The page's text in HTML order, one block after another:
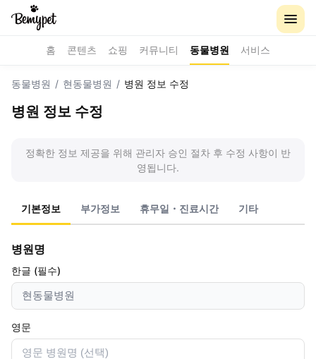
홈 콘텐츠 쇼핑 커뮤니티 동물병원 서비스
동물병원 / 현동물병원 / 병원 정보 수정
병원 정보 수정
정확한 정보 제공을 위해 관리자 승인 절차 후 수정 사항이 반
영됩니다.
기본정보 부가정보 휴무일・진료시간 기타
병원명
한글 (필수)
영문